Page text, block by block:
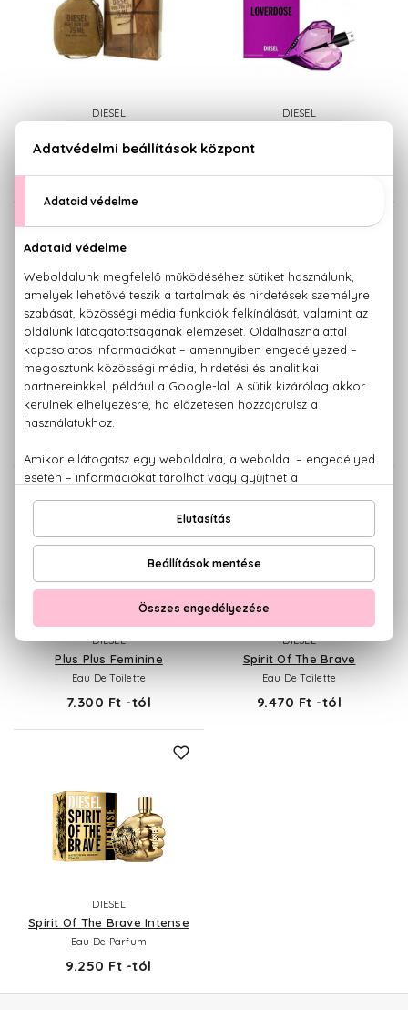
DIESEL
Eau De Toilette
14.030 Ft -tól
DIESEL
12.530 Ft -tól
Loverdose
L'Eau De Toilette
Only The Brave
Eau De Toilette
DIESEL
Plus Plus Feminine
Eau De Toilette
7.300 Ft -tól
DIESEL
Spirit Of The Brave
Eau De Toilette
9.470 Ft -tól
DIESEL
Spirit Of The Brave Intense
Eau De Parfum
9.250 Ft -tól